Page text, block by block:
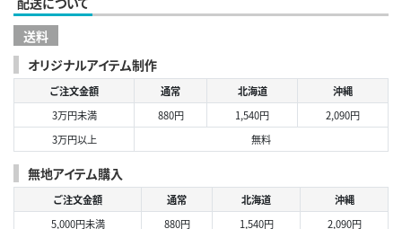
送料
オリジナルアイテム制作
ご注文金額 通常 北海道
沖縄
3万円未満
880円 1,540円
2,090円
3万円以上
無料
無地アイテム購入
ご注文金額 通常 北海道
沖縄
5,000円未満
880円 1,540円
2,090円